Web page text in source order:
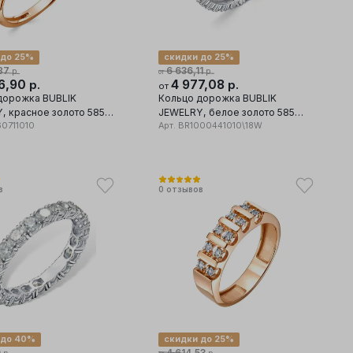
р.
25%
р.
BUBLIK
красное золото 585
бриллиант
от6 636,11р.
скидки до 25%
от 4 977,08 р.
Кольцо дорожка BUBLIK
JEWELRY, белое золото 585
проба, вставка бриллиант
Арт. BR1000441010\18W
40%
0 отзывов
скидки до 25%